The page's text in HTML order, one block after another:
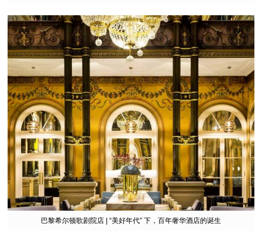
巴黎希尔顿歌剧院店 | “美好年代” 下，百年奢华酒店的诞生